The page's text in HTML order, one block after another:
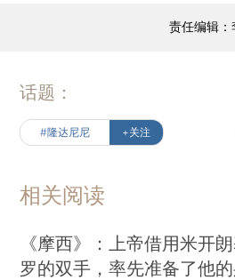
责任编辑：
话题：
#隆达尼尼 +关注
相关阅读
《摩西》：上帝借用米开
罗的双手，率先准备了他